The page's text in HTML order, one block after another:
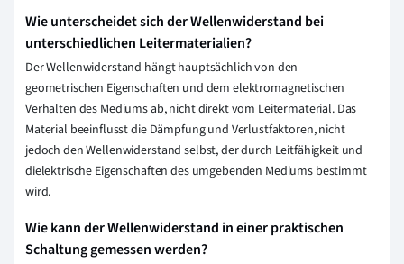
Wie unterscheidet sich der Wellenwiderstand bei
unterschiedlichen Leitermaterialien?
Der Wellenwiderstand hängt hauptsächlich von den
geometrischen Eigenschaften und dem elektromagnetischen
Verhalten des Mediums ab, nicht direkt vom Leitermaterial. Das
Material beeinflusst die Dämpfung und Verlustfaktoren, nicht
jedoch den Wellenwiderstand selbst, der durch Leitfähigkeit und
dielektrische Eigenschaften des umgebenden Mediums bestimmt
wird.
Wie kann der Wellenwiderstand in einer praktischen
Schaltung gemessen werden?